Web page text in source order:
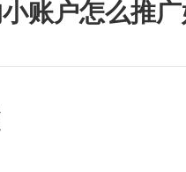
账户怎么推